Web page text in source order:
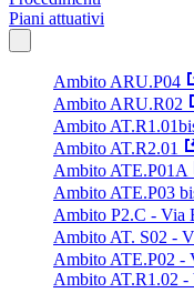
Piani attuativi
Ambito ARU.P04
Ambito ARU.R02
Ambito
Ambito AT.R2.01
Ambito ATE.P01A
Ambito ATE.P03
Ambito P2.C - Via
Ambito AT. S02 -
Ambito ATE.P02 -
Ambito AT.R1.02 -